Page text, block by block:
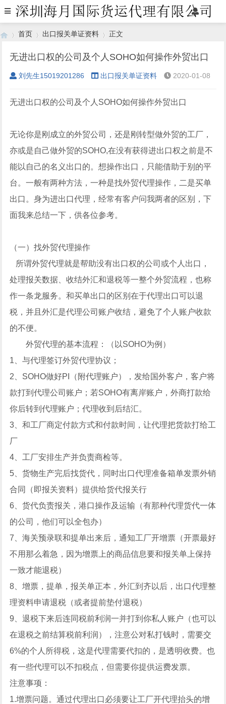
›
首页
›
出口报关单证资料
›
正文
无进出口权的公司及个人SOHO如何操作外贸出口
刘先生15019201286 出口报关单证资料 2020-01-08
无进出口权的公司及个人SOHO如何操作外贸出口
无论你是刚成立的外贸公司，还是刚转型做外贸的工厂，
亦或是自己做外贸的SOHO,在没有获得进出口权之前是不
能以自己的名义出口的。想操作出口，只能借助于别的平
台。一般有两种方法，一种是找外贸代理操作，二是买单
出口。身为进出口代理，经常有客户问我两者的区别，下
面我来总结一下，供各位参考。
（一）找外贸代理操作
所谓外贸代理就是帮助没有出口权的公司或个人出口，
处理报关数据、收结外汇和退税等一整个外贸流程，也称
作一条龙服务。和买单出口的区别在于代理出口可以退
税，并且外汇是代理公司账户收结，避免了个人账户收款
的不便。
外贸代理的基本流程：（以SOHO为例）
1、与代理签订外贸代理协议；
2、SOHO做好PI（附代理账户），发给国外客户，客户将
款打到代理公司账户；若SOHO有离岸账户，外商打款给
你后转到代理账户；代理收到后结汇。
3、和工厂商定付款方式和付款时间，让代理把货款打给工
厂
4、工厂安排生产并负责商检等。
5、货物生产完后找货代，同时出口代理准备箱单发票外销
合同（即报关资料）提供给货代报关行
6、货代负责报关，港口操作及运输（有那种代理货代一体
的公司，他们可以全包办）
7、海关预录联和提单出来后，通知工厂开增票（开票最好
不用那么着急，因为增票上的商品信息要和报关单上保持
一致才能退税）
8、增票，提单，报关单正本，外汇到齐以后，出口代理整
理资料申请退税（或者提前垫付退税）
9、退税下来后连同税前利润一并打到你私人账户（也可以
在退税之前结算税前利润），注意公对私打钱时，需要交
6%的个人所得税，这是代理需要代扣的，是透明收费。也
有一些代理可以不扣税点，但需要你提供运费发票。
注意事项：
1.增票问题。通过代理出口必须要让工厂开代理抬头的增